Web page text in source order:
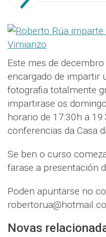
Este mes de
encargado de impartir
fotografia totalmente
impartirase os
horario de 17:30h a
conferencias da Casa
Se ben o curso
farase a presentación
Poden apuntarse no
Novas